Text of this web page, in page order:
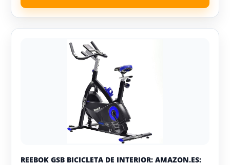
REEBOK GSB BICICLETA DE INTERIOR: AMAZON.ES: